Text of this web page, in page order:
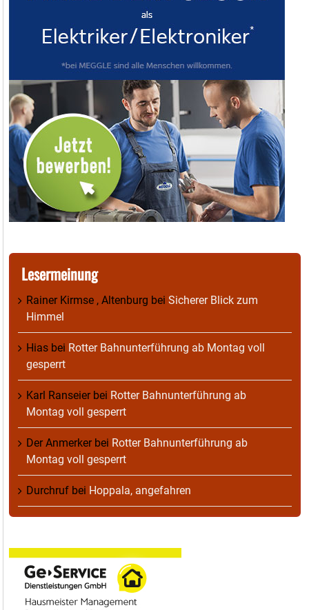
Lesermeinung
Rainer Kirmse , Altenburg bei Sicherer Blick zum
Himmel
Hias bei Rotter Bahnunterführung ab Montag voll
gesperrt
Karl Ranseierbei Rotter Bahnunterführung ab
Montag voll gesperrt
Der Anmerkerbei Rotter Bahnunterführung ab
Montag voll gesperrt
Durchruf bei Hoppala, angefahren